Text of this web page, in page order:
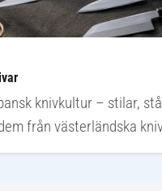
knivkultur – stilar,
från västerländska